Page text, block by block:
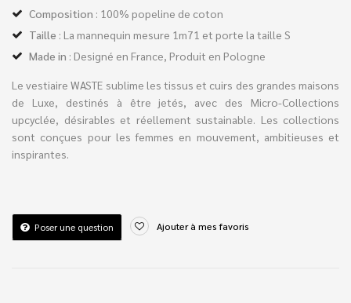
Composition : 100% popeline de coton
Taille : La mannequin mesure 1m71 et porte la taille S
Made in : Designé en France, Produit en Pologne
Le vestiaire WASTE sublime les tissus et cuirs des grandes maisons
de Luxe, destinés à être jetés, avec des Micro-Collections
upcyclée, désirables et réellement sustainable. Les collections
sont conçues pour les femmes en mouvement, ambitieuses et
inspirantes.
Poser une question Ajouter à mes favoris